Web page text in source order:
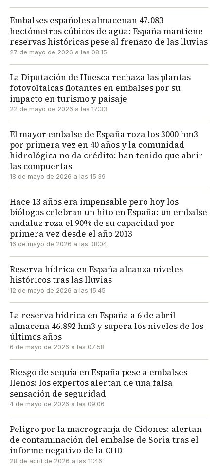
Embalses españoles almacenan 47.083
hectómetros cúbicos de agua: España mantiene
reservas históricas pese al frenazo de las lluvias
27 de mayo de 2026 a las 08:15
La Diputación de Huesca rechaza las plantas
fotovoltaicas flotantes en embalses por su
impacto en turismo y paisaje
22 de mayo de 2026 a las 17:33
El mayor embalse de España roza los 3000 hm3
por primera vez en 40 años y la comunidad
hidrológica no da crédito: han tenido que abrir
las compuertas
18 de mayo de 2026 a las 15:39
Hace 13 años era impensable pero hoy los
biólogos celebran un hito en España: un embalse
andaluz roza el 90% de su capacidad por
primera vez desde el año 2013
16 de mayo de 2026 a las 08:04
Reserva hídrica en España alcanza niveles
históricos tras las lluvias
12 de mayo de 2026 a las 15:45
La reserva hídrica en España a 6 de abril
almacena 46.892 hm3 y supera los niveles de los
últimos años
6 de mayo de 2026 a las 07:58
Riesgo de sequía en España pese a embalses
llenos: los expertos alertan de una falsa
sensación de seguridad
4 de mayo de 2026 a las 09:06
Peligro por la macrogranja de Cidones: alertan
de contaminación del embalse de Soria tras el
informe negativo de la CHD
28 de abril de 2026 a las 11:46